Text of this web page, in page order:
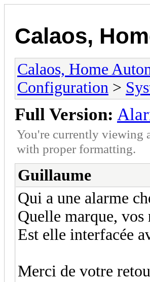
Calaos,
Calaos, Home
Configuration >
Full Version:
You're currently viewing
with proper formatting.
Guillaume
Qui a une alarme
Quelle marque, vos
Est elle interfacée
Merci de votre